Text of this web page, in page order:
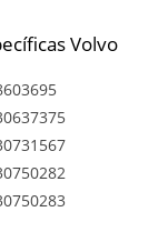
Volvo